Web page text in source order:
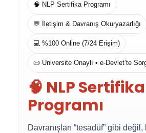
🧠 NLP Sertifika Programı
💬 İletişim & Davranış Okuryazarlığı
💻 %100 Online (7/24 Erişim)
📜 Üniversite Onaylı • e-Devlet’te
🧠 NLP Sertifika
Programı
Davranışları “tesadüf” gibi değil,